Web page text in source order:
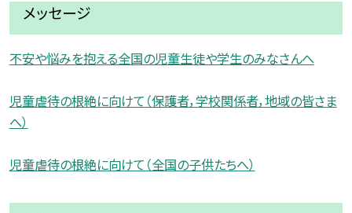
メッセージ
不安や悩みを抱える全国の児童生徒や学生のみなさんへ
児童虐待の根絶に向けて（保護者，学校関係者，地域の皆さま
へ）
児童虐待の根絶に向けて（全国の子供たちへ）